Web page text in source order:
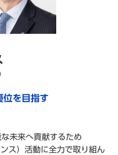
位を目指す
未来へ貢献するため
ス）活動に全力で取り組ん